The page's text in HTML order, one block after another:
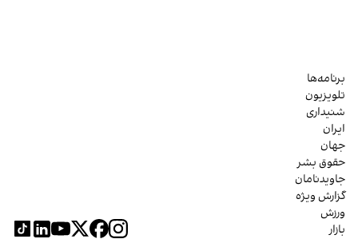
برنامه‌ها
تلویزیون
شنیداری
ایران
جهان
حقوق بشر
جاویدنامان
گزارش ویژه
ورزش
بازار